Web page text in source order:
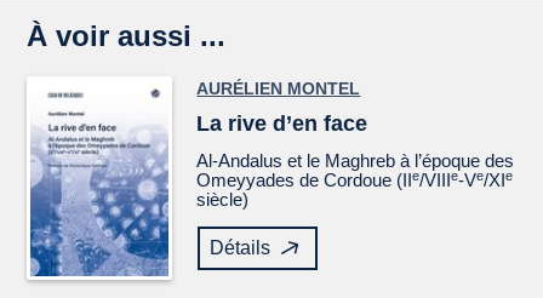
À voir aussi ...
AURÉLIEN MONTEL
La rive d’en face
Al-Andalus et le Maghreb à l’époque des
Omeyyades de Cordoue (IIe/VIIIe-Ve/XIe
siècle)
Détails